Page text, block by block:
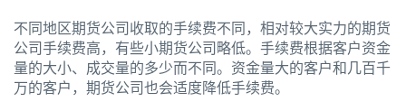
不同地区期货公司收取的手续费不同，相对较大实力的期货
公司手续费高，有些小期货公司略低。手续费根据客户资金
量的大小、成交量的多少而不同。资金量大的客户和几百千
万的客户，期货公司也会适度降低手续费。